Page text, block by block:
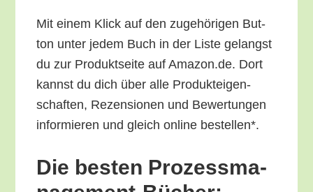
Mit einem Klick auf den zuge­hö­ri­gen But­
ton unter jedem Buch in der Lis­te gelangst
du zur Pro­dukt­sei­te auf Amazon.de. Dort
kannst du dich über alle Pro­duk­tei­gen­
schaf­ten, Rezen­sio­nen und Bewer­tun­gen
infor­mie­ren und gleich online bestellen*.
Die bes­ten Pro­zess­ma­